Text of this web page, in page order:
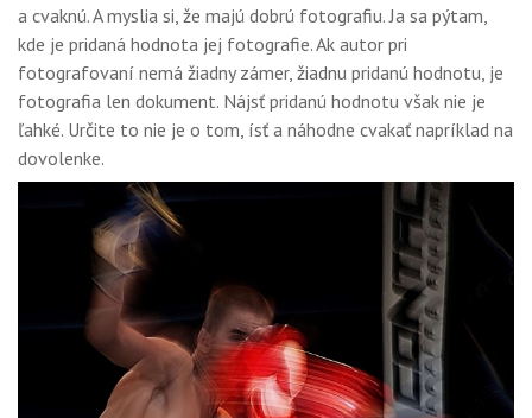
a cvaknú. A myslia si, že majú dobrú fotografiu. Ja sa pýtam,
kde je pridaná hodnota jej fotografie. Ak autor pri
fotografovaní nemá žiadny zámer, žiadnu pridanú hodnotu, je
fotografia len dokument. Nájsť pridanú hodnotu však nie je
ľahké. Určite to nie je o tom, ísť a náhodne cvakať napríklad na
dovolenke.